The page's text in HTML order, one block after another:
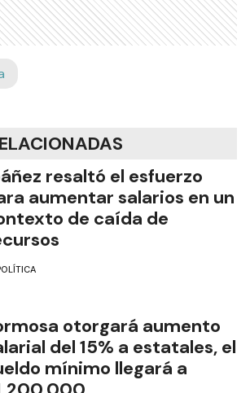
resaltó el esfuerzo
aumentar salarios en un
de caída de
otorgará aumento
del 15% a estatales, el
mínimo llegará a